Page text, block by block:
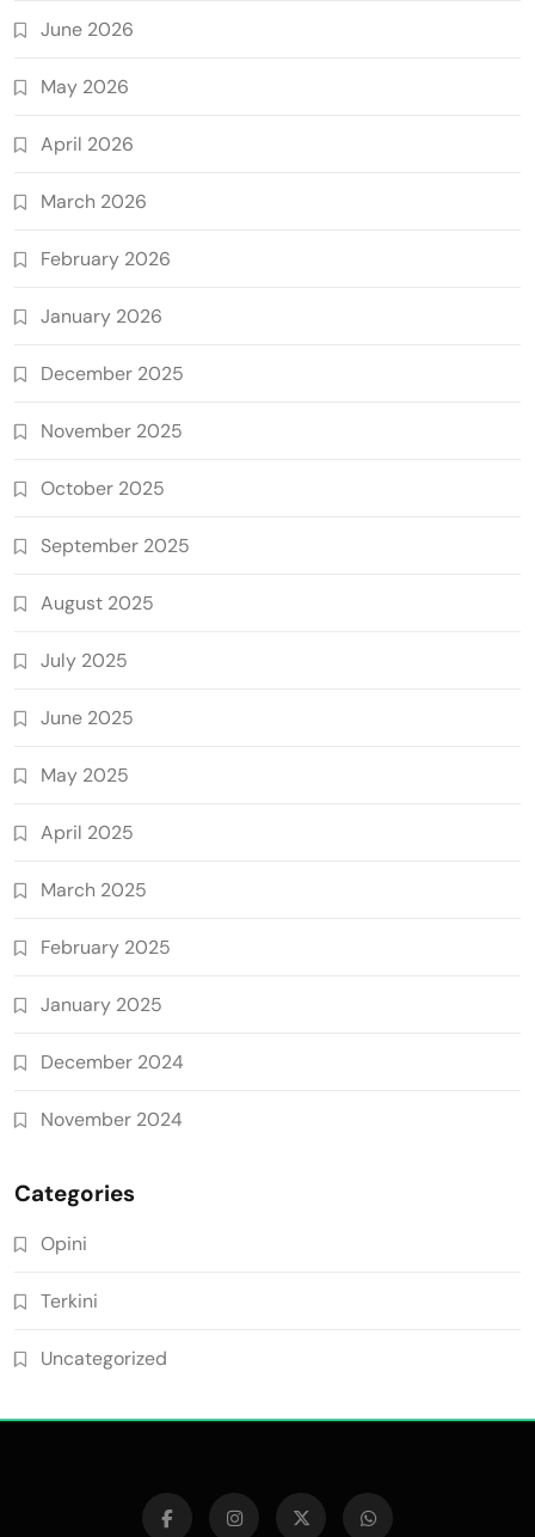
June 2026
May 2026
April 2026
March 2026
February 2026
January 2026
December 2025
November 2025
October 2025
September 2025
August 2025
July 2025
June 2025
May 2025
April 2025
March 2025
February 2025
January 2025
December 2024
November 2024
Categories
Opini
Terkini
Uncategorized